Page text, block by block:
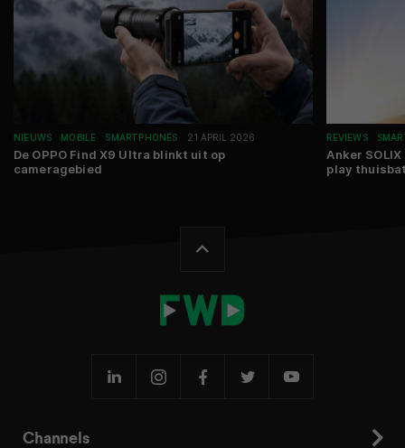
NIEUWS MOBILE SMARTPHONES 21 APRIL 2026
De OPPO Find X9 Ultra blinkt uit op
cameragebied
REVIEWS
Anker
play
Channels